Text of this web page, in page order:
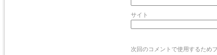
サイト
次回のコメントで使用するため